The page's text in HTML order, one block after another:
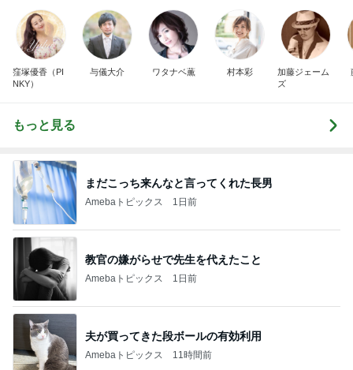
窪塚優香（PI
NKY）
与儀大介 ワタナベ薫 村本彩
加藤ジェーム
ズ
もっと見る
まだこっち来んなと言ってくれた長男
Amebaトピックス 1日前
教官の嫌がらせで先生を代えたこと
Amebaトピックス 1日前
夫が買ってきた段ボールの有効利用
Amebaトピックス 11時間前